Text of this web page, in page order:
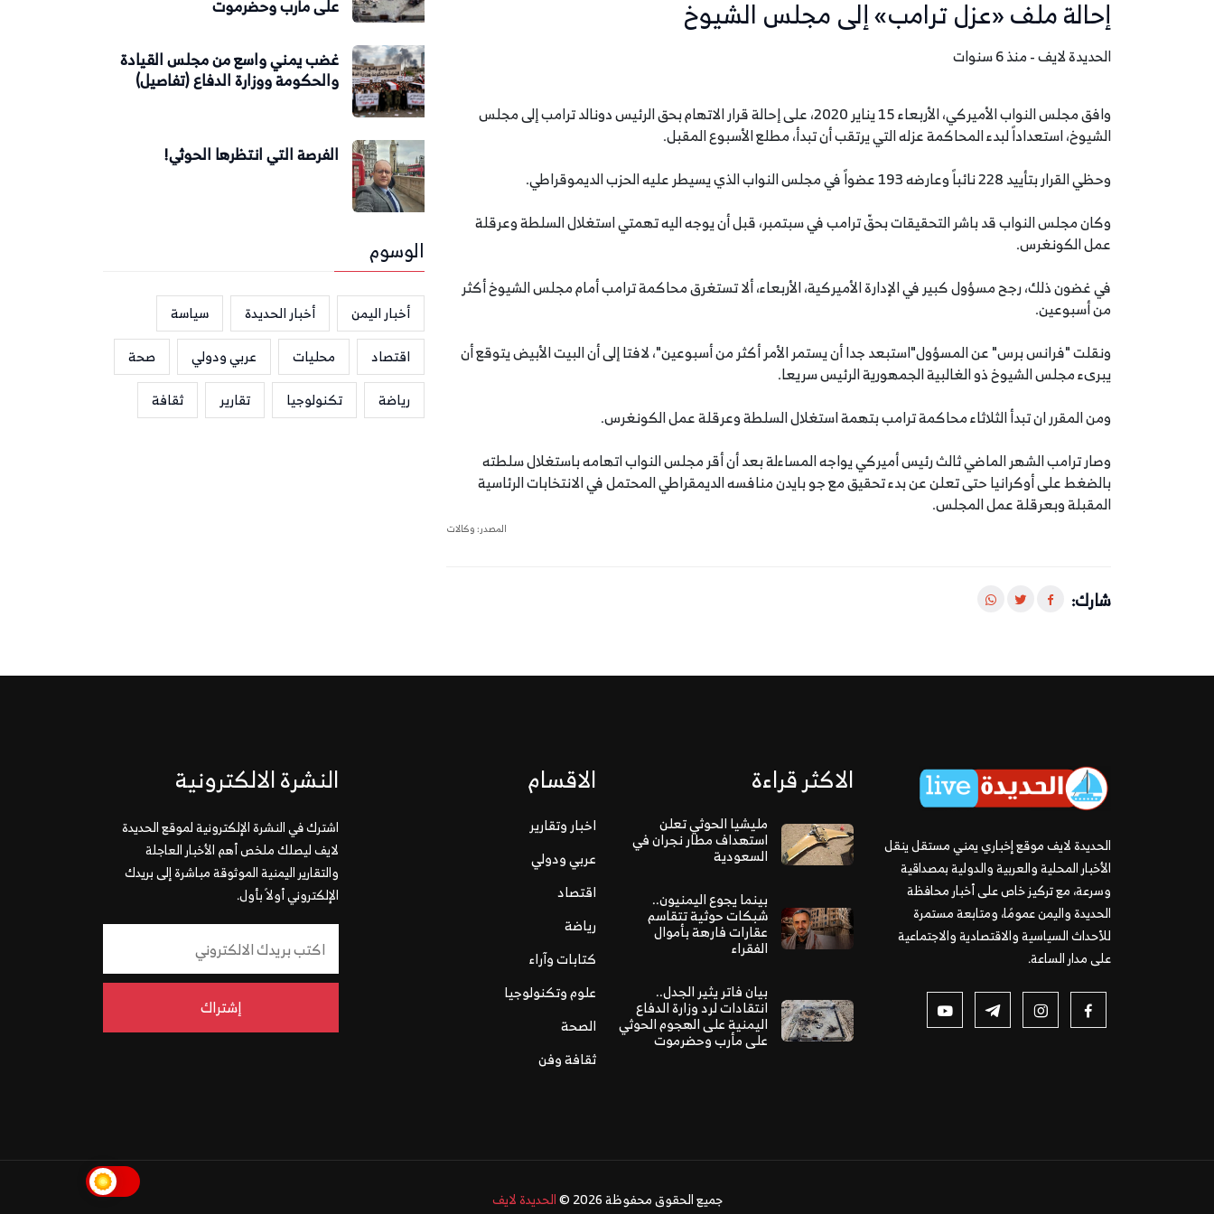
إحالة ملف «عزل ترامب» إلى مجلس الشيوخ
الحديدة لايف - منذ 6 سنوات
وافق مجلس النواب الأميركي، الأربعاء 15 يناير 2020، على إحالة قرار الاتهام بحق الرئيس دونالد ترامب إلى مجلس
الشيوخ، استعداداً لبدء المحاكمة عزله التي يرتقب أن تبدأ، مطلع الأسبوع المقبل.
وحظي القرار بتأييد 228 نائباً وعارضه 193 عضواً في مجلس النواب الذي يسيطر عليه الحزب الديموقراطي.
وكان مجلس النواب قد باشر التحقيقات بحقّ ترامب في سبتمبر، قبل أن يوجه اليه تهمتي استغلال السلطة وعرقلة
عمل الكونغرس.
في غضون ذلك، رجح مسؤول كبير في الإدارة الأميركية، الأربعاء، ألا تستغرق محاكمة ترامب أمام مجلس الشيوخ أكثر
من أسبوعين.
ونقلت "فرانس برس" عن المسؤول"استبعد جدا أن يستمر الأمر أكثر من أسبوعين"، لافتا إلى أن البيت الأبيض يتوقع أن
يبرىء مجلس الشيوخ ذو الغالبية الجمهورية الرئيس سريعا.
ومن المقرر ان تبدأ الثلاثاء محاكمة ترامب بتهمة استغلال السلطة وعرقلة عمل الكونغرس.
وصار ترامب الشهر الماضي ثالث رئيس أميركي يواجه المساءلة بعد أن أقر مجلس النواب اتهامه باستغلال سلطته
بالضغط على أوكرانيا حتى تعلن عن بدء تحقيق مع جو بايدن منافسه الديمقراطي المحتمل في الانتخابات الرئاسية
المقبلة وبعرقلة عمل المجلس.
المصدر: وكالات
شارك:
على مأرب وحضرموت
غضب يمني واسع من مجلس القيادة
والحكومة ووزارة الدفاع (تفاصيل)
الفرصة التي انتظرها الحوثي!
الوسوم
أخبار اليمن أخبار الحديدة
سياسة
اقتصاد
محليات عربي ودولي
صحة
رياضة
تكنولوجيا تقارير ثقافة
الحديدة لايف موقع إخباري يمني مستقل ينقل
الأخبار المحلية والعربية والدولية بمصداقية
وسرعة، مع تركيز خاص على أخبار محافظة
الحديدة واليمن عمومًا، ومتابعة مستمرة
للأحداث السياسية والاقتصادية والاجتماعية
على مدار الساعة.
الاكثر قراءة
مليشيا الحوثي تعلن
استهداف مطار نجران في
السعودية
بينما يجوع اليمنيون..
شبكات حوثية تتقاسم
عقارات فارهة بأموال
الفقراء
بيان فاتر يثير الجدل..
انتقادات لرد وزارة الدفاع
اليمنية على الهجوم الحوثي
على مأرب وحضرموت
الاقسام
اخبار وتقارير
عربي ودولي
اقتصاد
رياضة
كتابات وآراء
علوم وتكنولوجيا
الصحة
ثقافة وفن
النشرة الالكترونية
اشترك في النشرة الإلكترونية لموقع الحديدة
لايف ليصلك ملخص أهم الأخبار العاجلة
والتقارير اليمنية الموثوقة مباشرة إلى بريدك
الإلكتروني أولاً بأول.
إشتراك
جميع الحقوق محفوظة 2026 © الحديدة لايف